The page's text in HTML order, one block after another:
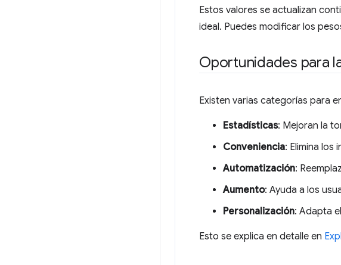
Estos valores se actualizan
ideal. Puedes modificar los
Oportunidades para
Existen varias categorías para
Estadísticas: Mejoran la
Conveniencia: Elimina los
Automatización:
Aumento: Ayuda a los
Personalización: Adapta
Esto se explica en detalle en